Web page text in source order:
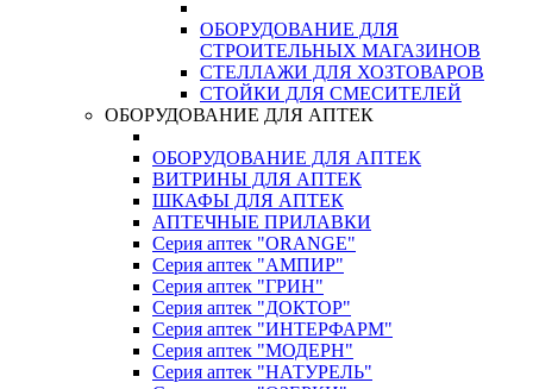
ОБОРУДОВАНИЕ ДЛЯ
СТРОИТЕЛЬНЫХ МАГАЗИНОВ
СТЕЛЛАЖИ ДЛЯ ХОЗТОВАРОВ
СТОЙКИ ДЛЯ СМЕСИТЕЛЕЙ
ОБОРУДОВАНИЕ ДЛЯ АПТЕК
ОБОРУДОВАНИЕ ДЛЯ АПТЕК
ВИТРИНЫ ДЛЯ АПТЕК
ШКАФЫ ДЛЯ АПТЕК
АПТЕЧНЫЕ ПРИЛАВКИ
Серия аптек "ORANGE"
Серия аптек "АМПИР"
Серия аптек "ГРИН"
Серия аптек "ДОКТОР"
Серия аптек "ИНТЕРФАРМ"
Серия аптек "МОДЕРН"
Серия аптек "НАТУРЕЛЬ"